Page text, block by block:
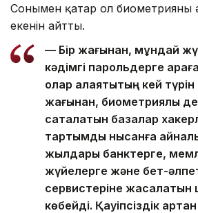
Сонымен қатар ол биометрияның
екенін айтты.
— Бір жағынан, мұндай
кәдімгі парольдерге
олар алаяқтықтың кей
жағынан, биометриялық
сақталатын базалар
тартымды нысанға
жылдары банктерге,
жүйелерге және бет-
сервистеріне
көбейді. Қауіпсіздік